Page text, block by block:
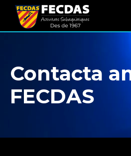
Contacta
FECDAS